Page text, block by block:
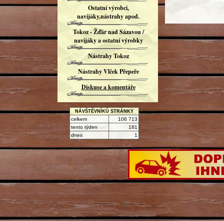
Ostatní výrobci,
navijáky,nástrahy apod.
Tokoz - Žďár nad Sázavou /
navijáky a ostatní výrobky
Nástrahy Tokoz
Nástrahy Vlček Přepeře
Diskuse a komentáře
NÁVŠTĚVNÍKŮ STRÁNKY
celkem
106 713
tento týden
181
dnes
1